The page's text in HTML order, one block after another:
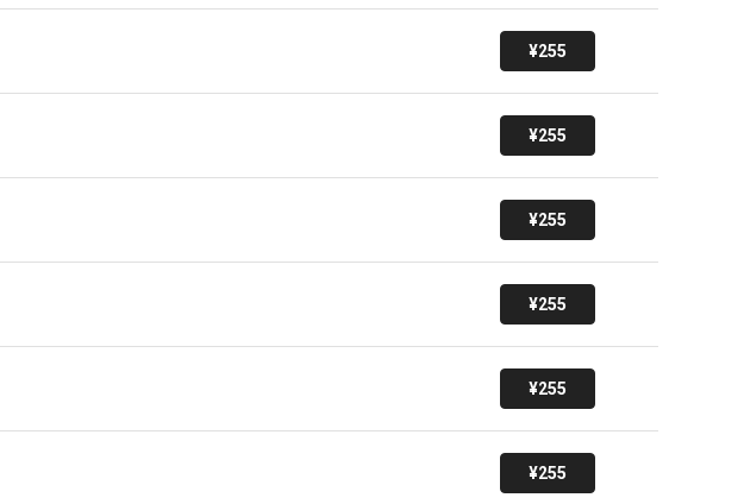
¥255
¥255
¥255
¥255
¥255
¥255